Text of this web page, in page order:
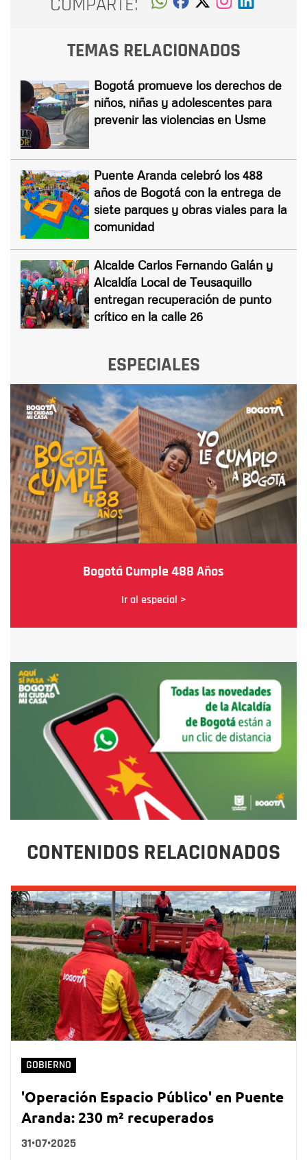
TEMAS RELACIONADOS
Bogotá promueve los derechos de
niños, niñas y adolescentes para
prevenir las violencias en Usme
Puente Aranda celebró los 488
años de Bogotá con la entrega de
siete parques y obras viales para la
comunidad
Alcalde Carlos Fernando Galán y
Alcaldía Local de Teusaquillo
entregan recuperación de punto
crítico en la calle 26
ESPECIALES
Bogotá Cumple 488 Años
Ir al especial >
CONTENIDOS RELACIONADOS
GOBIERNO
'Operación Espacio Público' en Puente
Aranda: 230 m² recuperados
31•07•2025